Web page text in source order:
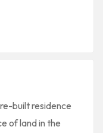
built residence
of land in the